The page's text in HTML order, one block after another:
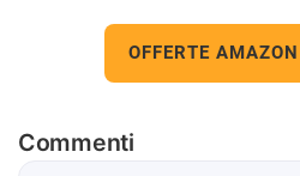
OFFERTE
Commenti